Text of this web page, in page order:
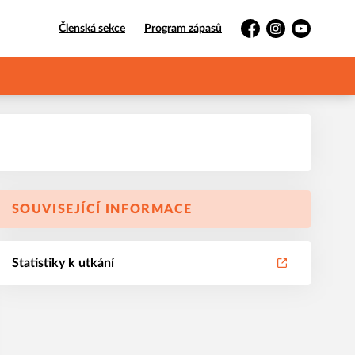
Členská sekce Program zápasů
FacebookInstagramYouTube
SOUVISEJÍCÍ INFORMACE
Statistiky k utkání